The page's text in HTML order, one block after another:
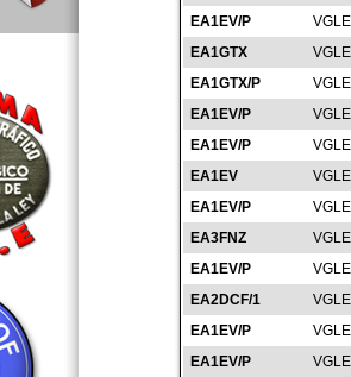
EA1EV/P
EA1GTX
EA1GTX/P
EA1EV/P
EA1EV/P
EA1EV
EA1EV/P
EA3FNZ
EA1EV/P
EA2DCF/1
EA1EV/P
EA1EV/P